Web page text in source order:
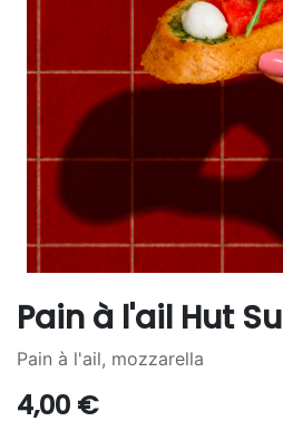
Pain à l'ail Hut
Pain à l'ail, mozzarella
4,00 €